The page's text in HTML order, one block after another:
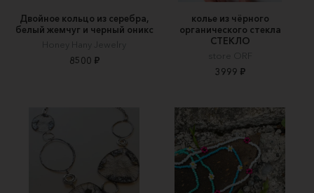
Двойное кольцо из серебра,
белый жемчуг и черный оникс
Honey Hany Jewelry
8500 ₽
колье из чёрного
органического стекла
СТЕКЛО
store ORF
3999 ₽